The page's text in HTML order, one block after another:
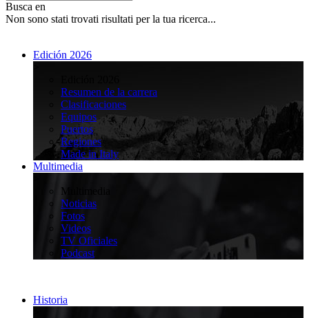
Busca en
Non sono stati trovati risultati per la tua ricerca...
Edición 2026
Resumen de la carrera
Clasificaciones
Equipos
Puertos
Regiones
Made in Italy
Multimedia
Multimedia
Noticias
Fotos
Videos
TV Oficiales
Podcast
Historia